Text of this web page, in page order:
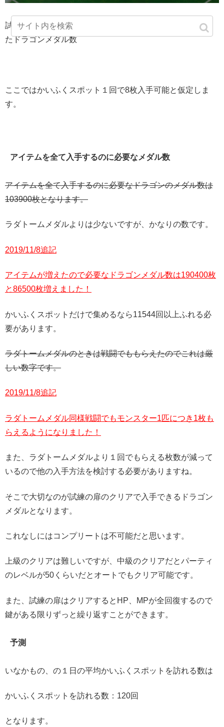
試練の扉上級オートでラスボスクリアできずの時にもらえ
たドラゴンメダル数
ここではかいふくスポット１回で8枚入手可能と仮定しま
す。
アイテムを全て入手するのに必要なメダル数
アイテムを全て入手するのに必要なドラゴンのメダル数は
103900枚となります。
ラダトームメダルよりは少ないですが、かなりの数です。
2019/11/8追記
アイテムが増えたので必要なドラゴンメダル数は190400枚
と86500枚増えました！
かいふくスポットだけで集めるなら11544回以上ふれる必
要があります。
ラダトームメダルのときは戦闘でももらえたのでこれは厳
しい数字です。
2019/11/8追記
ラダトームメダル同様戦闘でもモンスター1匹につき1枚も
らえるようになりました！
また、ラダトームメダルより１回でもらえる枚数が減って
いるので他の入手方法を検討する必要がありますね。
そこで大切なのが試練の扉のクリアで入手できるドラゴン
メダルとなります。
これなしにはコンプリートは不可能だと思います。
上級のクリアは難しいですが、中級のクリアだとパーティ
のレベルが50くらいだとオートでもクリア可能です。
また、試練の扉はクリアするとHP、MPが全回復するので
鍵がある限りずっと繰り返すことができます。
予測
いなかもの、の１日の平均かいふくスポットを訪れる数は
かいふくスポットを訪れる数：120回
となります。